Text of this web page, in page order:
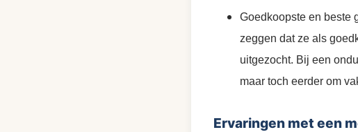
Goedkoopste en beste
zeggen dat ze als
uitgezocht. Bij een
maar toch eerder om
Ervaringen met een